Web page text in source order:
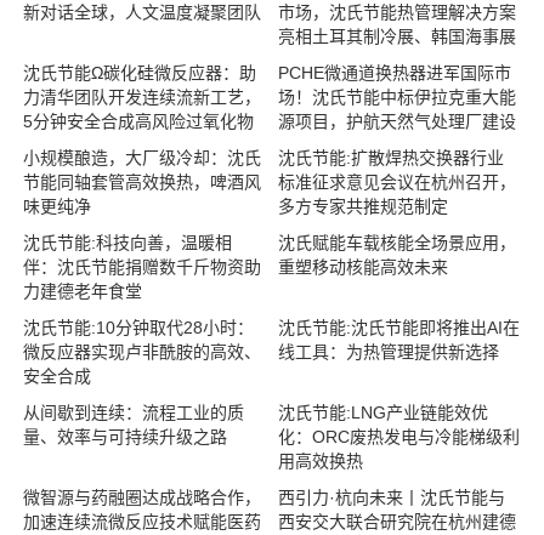
新对话全球，人文温度凝聚团队
市场，沈氏节能热管理解决方案
亮相土耳其制冷展、韩国海事展
沈氏节能Ω碳化硅微反应器：助
力清华团队开发连续流新工艺，
5分钟安全合成高风险过氧化物
PCHE微通道换热器进军国际市
场！沈氏节能中标伊拉克重大能
源项目，护航天然气处理厂建设
小规模酿造，大厂级冷却：沈氏
节能同轴套管高效换热，啤酒风
味更纯净
沈氏节能:扩散焊热交换器行业
标准征求意见会议在杭州召开，
多方专家共推规范制定
沈氏节能:科技向善，温暖相
伴：沈氏节能捐赠数千斤物资助
力建德老年食堂
沈氏赋能车载核能全场景应用，
重塑移动核能高效未来
沈氏节能:10分钟取代28小时：
微反应器实现卢非酰胺的高效、
安全合成
沈氏节能:沈氏节能即将推出AI在
线工具：为热管理提供新选择
从间歇到连续：流程工业的质
量、效率与可持续升级之路
沈氏节能:LNG产业链能效优
化：ORC废热发电与冷能梯级利
用高效换热
微智源与药融圈达成战略合作，
加速连续流微反应技术赋能医药
西引力·杭向未来丨沈氏节能与
西安交大联合研究院在杭州建德